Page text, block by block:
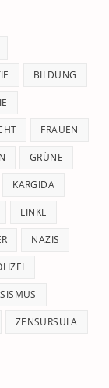
BILDUNG
FRAUEN
GRÜNE
KARGIDA
LINKE
NAZIS
ZENSURSULA